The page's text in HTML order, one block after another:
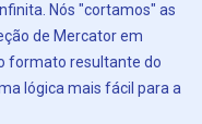
Nós "cortamos" as
de Mercator em
formato resultante do
lógica mais fácil para a